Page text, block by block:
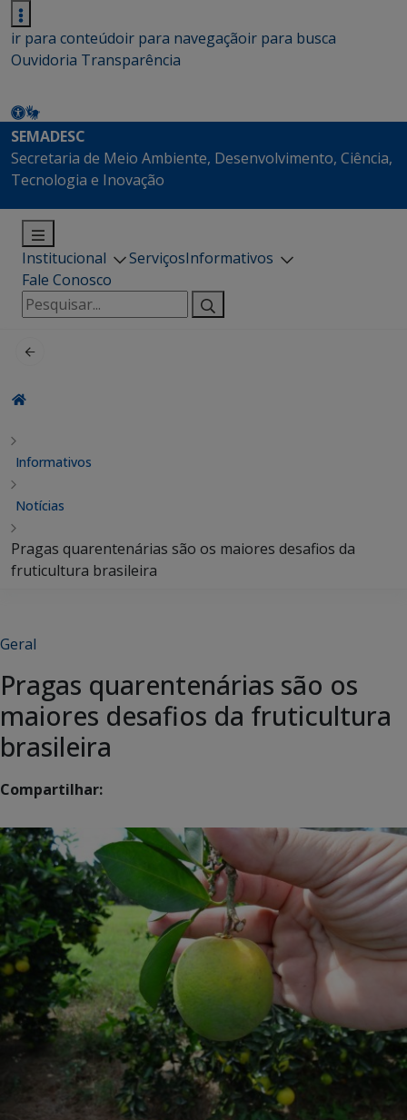
ir para conteúdoir para navegaçãoir para busca
Ouvidoria Transparência
SEMADESC
Secretaria de Meio Ambiente, Desenvolvimento, Ciência,
Tecnologia e Inovação
Institucional ServiçosInformativos
Fale Conosco
Pesquisar
por:
Informativos
Notícias
Pragas quarentenárias são os maiores desafios da
fruticultura brasileira
Geral
Pragas quarentenárias são os
maiores desafios da fruticultura
brasileira
Compartilhar: